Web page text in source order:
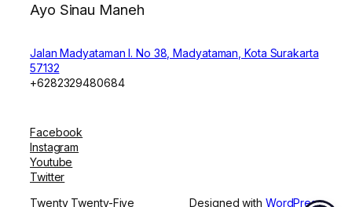
Ayo Sinau Maneh
Jalan Madyataman I. No 38, Madyataman, Kota Surakarta
57132
+6282329480684
Facebook
Instagram
Youtube
Twitter
Twenty Twenty-Five
Designed with WordPress